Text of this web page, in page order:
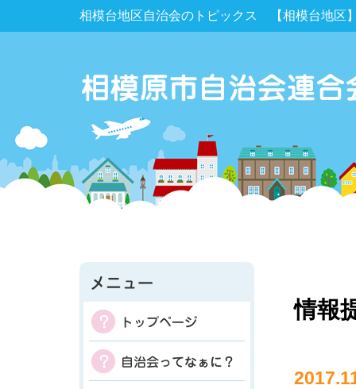
相模台地区自治会のトピックス 【相模台地区
情報